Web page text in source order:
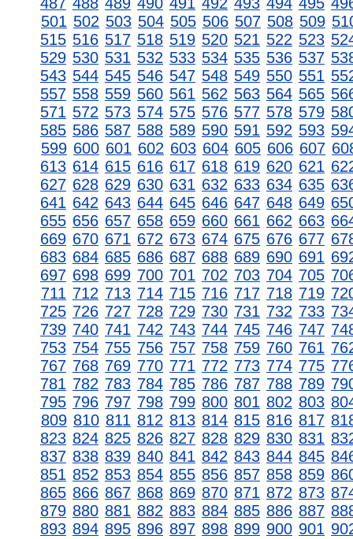
501 502 503 504 505 506 507 508 509
515 516 517 518 519 520 521 522 523
529 530 531 532 533 534 535 536 537
543 544 545 546 547 548 549 550 551
557 558 559 560 561 562 563 564 565
571 572 573 574 575 576 577 578 579
585 586 587 588 589 590 591 592 593
599 600 601 602 603 604 605 606 607
613 614 615 616 617 618 619 620 621
627 628 629 630 631 632 633 634 635
641 642 643 644 645 646 647 648 649
655 656 657 658 659 660 661 662 663
669 670 671 672 673 674 675 676 677
683 684 685 686 687 688 689 690 691
697 698 699 700 701 702 703 704 705
711 712 713 714 715 716 717 718 719
725 726 727 728 729 730 731 732 733
739 740 741 742 743 744 745 746 747
753 754 755 756 757 758 759 760 761
767 768 769 770 771 772 773 774 775
781 782 783 784 785 786 787 788 789
795 796 797 798 799 800 801 802 803
809 810 811 812 813 814 815 816 817
823 824 825 826 827 828 829 830 831
837 838 839 840 841 842 843 844 845
851 852 853 854 855 856 857 858 859
865 866 867 868 869 870 871 872 873
879 880 881 882 883 884 885 886 887
893 894 895 896 897 898 899 900 901